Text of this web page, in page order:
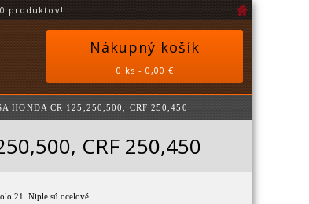
produktov!
Nákupný košík
0 ks - 0,00 €
HONDA CR 125,250,500, CRF 250,450
CRF 250,450
21. Niple sú ocelové.